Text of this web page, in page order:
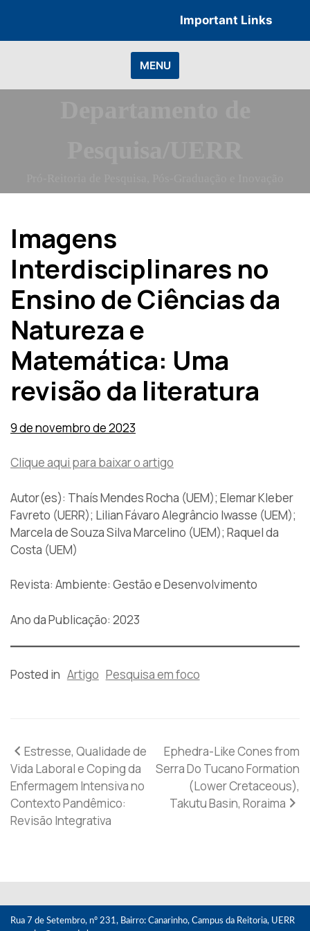
content
Important Links
MENU
Imagens
Interdisciplinares no
Ensino de Ciências da
Natureza e
Matemática: Uma
revisão da literatura
9 de novembro de 2023
Clique aqui para baixar o artigo
Autor(es): Thaís Mendes Rocha (UEM); Elemar Kleber
Favreto (UERR); Lilian Fávaro Alegrâncio Iwasse (UEM);
Marcela de Souza Silva Marcelino (UEM); Raquel da
Costa (UEM)
Revista: Ambiente: Gestão e Desenvolvimento
Ano da Publicação: 2023
Posted in Artigo Pesquisa em foco
Navegação
de
Post
Estresse, Qualidade de
Vida Laboral e Coping da
Enfermagem Intensiva no
Contexto Pandêmico:
Revisão Integrativa
Ephedra-Like Cones from
Serra Do Tucano Formation
(Lower Cretaceous),
Takutu Basin, Roraima
Rua 7 de Setembro, nº 231, Bairro: Canarinho, Campus da Reitoria, UERR